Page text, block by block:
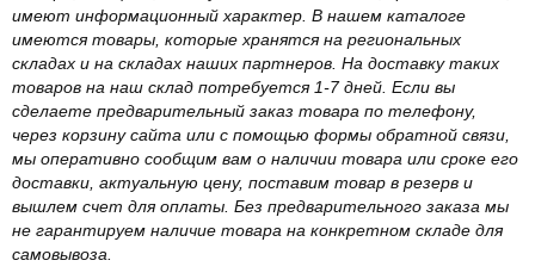
имеют информационный характер. В нашем каталоге
имеются товары, которые хранятся на региональных
складах и на складах наших партнеров. На доставку таких
товаров на наш склад потребуется 1-7 дней. Если вы
сделаете предварительный заказ товара по телефону,
через корзину сайта или с помощью формы обратной связи,
мы оперативно сообщим вам о наличии товара или сроке его
доставки, актуальную цену, поставим товар в резерв и
вышлем счет для оплаты. Без предварительного заказа мы
не гарантируем наличие товара на конкретном складе для
самовывоза.